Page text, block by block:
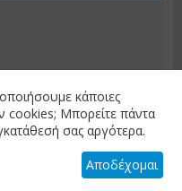
κάποιες
cookies; Μπορείτε πάντα
σας αργότερα.
Αποδέχομαι